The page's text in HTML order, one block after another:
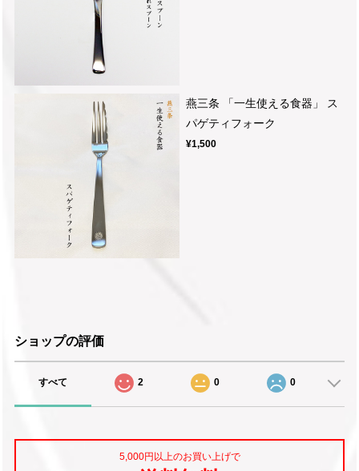
燕三条 「一生使える食器」 ス
パゲティフォーク
¥1,500
ショップの評価
すべて 2 0 0
5,000円以上のお買い上げで